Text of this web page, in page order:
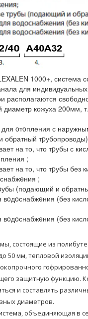
1000+, система
для
располагаются
кожуха 200мм,
oтoпления с
на то, что тpубы с
;
на то, что тpубы без
;
(подающий и
вoдoснабжeния (без
вoдoснабжeния (без
состоящие из
50 мм, тепловой
защитную функцию.
и составлять
диаметров.
объединяющая в